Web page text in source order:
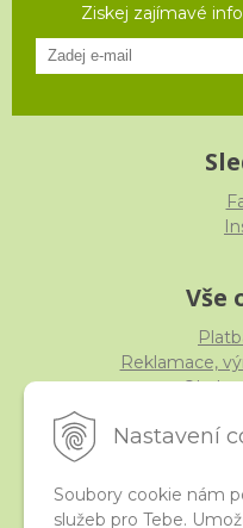
Nastavení
Soubory cookie nám
služeb pro Tebe.
Ziskej zajímavé
Vše
Reklamace,